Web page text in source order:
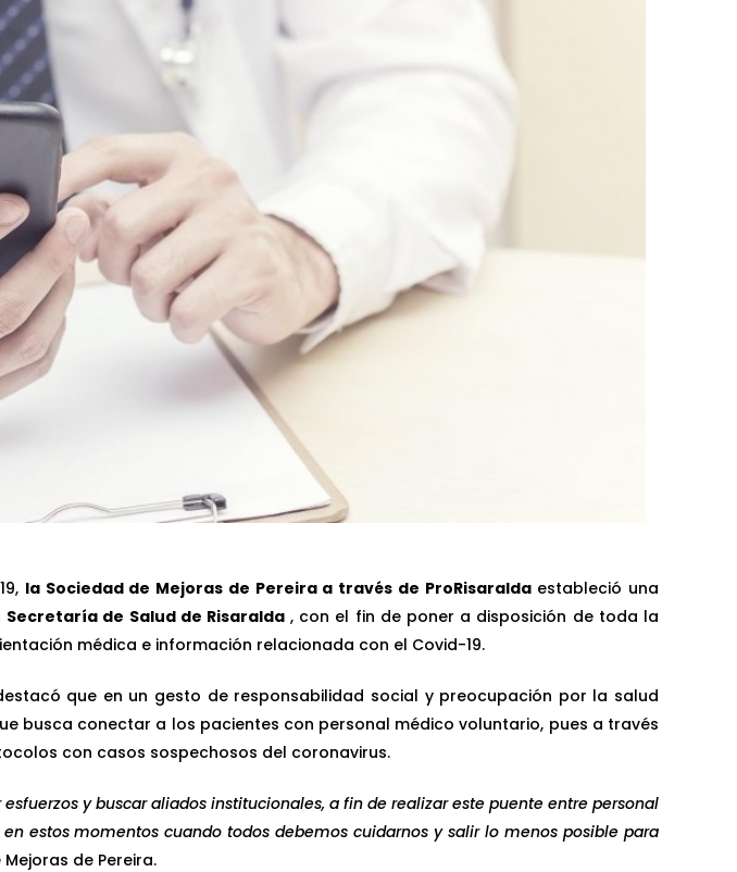
la Sociedad de Mejoras de Pereira a través de ProRisaraldaestableció una
Secretaría de Salud de Risaralda, con el fin de poner a disposición de toda la
médica e información relacionada con el Covid-19.
que en un gesto de responsabilidad social y preocupación por la salud
busca conectar a los pacientes con personal médico voluntario, pues a través
con casos sospechosos del coronavirus.
y buscar aliados institucionales, a fin de realizar este puente entre personal
estos momentos cuando todos debemos cuidarnos y salir lo menos posible para
de Pereira.